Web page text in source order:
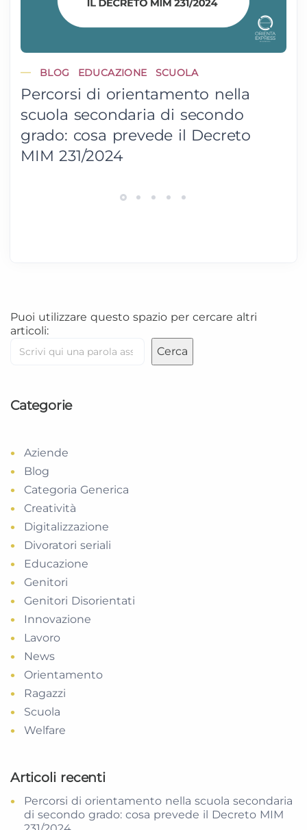
BLOG EDUCAZIONE SCUOLA
Percorsi di orientamento nella
scuola secondaria di secondo
grado: cosa prevede il Decreto
MIM 231/2024
Puoi utilizzare questo spazio per cercare altri
articoli:
Cerca
Categorie
Aziende
Blog
Categoria Generica
Creatività
Digitalizzazione
Divoratori seriali
Educazione
Genitori
Genitori Disorientati
Innovazione
Lavoro
News
Orientamento
Ragazzi
Scuola
Welfare
Articoli recenti
Percorsi di orientamento nella scuola secondaria
di secondo grado: cosa prevede il Decreto MIM